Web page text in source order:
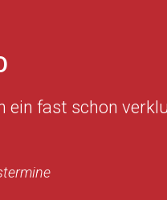
ein fast schon